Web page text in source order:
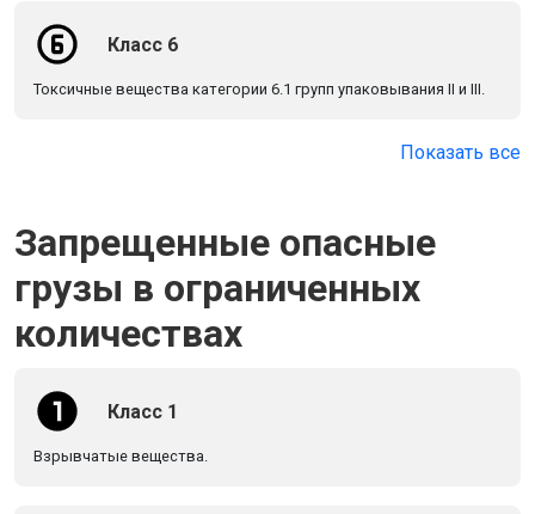
Класс 6
Токсичные вещества категории 6.1 групп упаковывания II и III.
Показать все
Запрещенные опасные
грузы в ограниченных
количествах
Класс 1
Взрывчатые вещества.